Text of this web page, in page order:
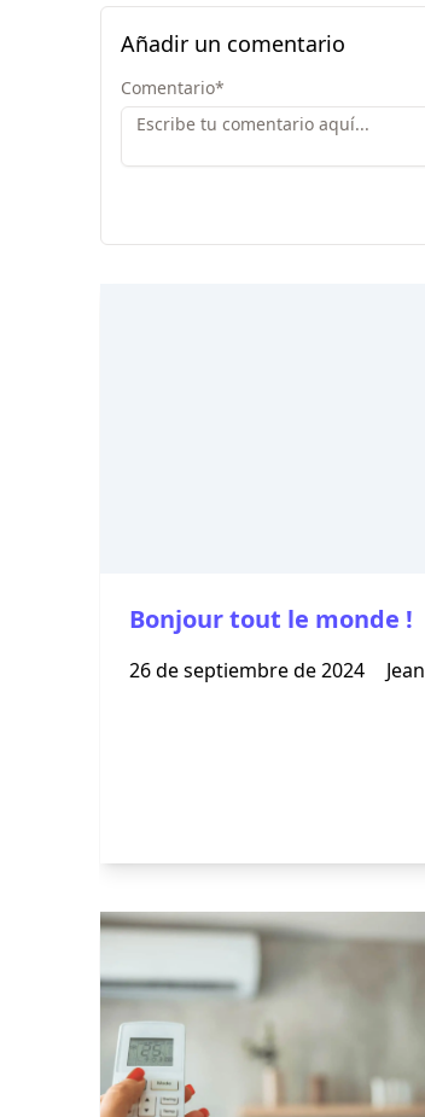
Añadir un comentario
Comentario*
Bonjour tout le monde !
26 de septiembre de 2024 Jean